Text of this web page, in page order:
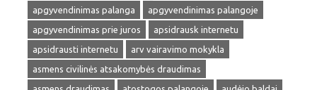
apgyvendinimas palanga
apgyvendinimas palangoje
apgyvendinimas prie juros
apsidrausk internetu
apsidrausti internetu
arv vairavimo mokykla
asmens civilinės atsakomybės draudimas